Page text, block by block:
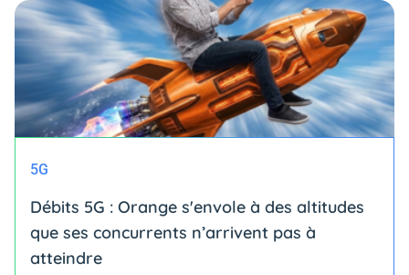
5G
Débits 5G : Orange s'envole à des altitudes
que ses concurrents n’arrivent pas à
atteindre